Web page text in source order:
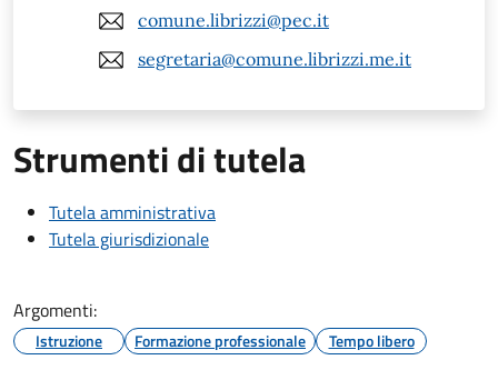
comune.librizzi@pec.it
segretaria@comune.librizzi.me.it
Strumenti di tutela
Tutela amministrativa
Tutela giurisdizionale
Argomenti:
Istruzione Formazione professionale Tempo libero